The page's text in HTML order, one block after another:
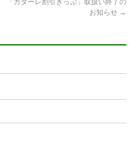
お知らせ →